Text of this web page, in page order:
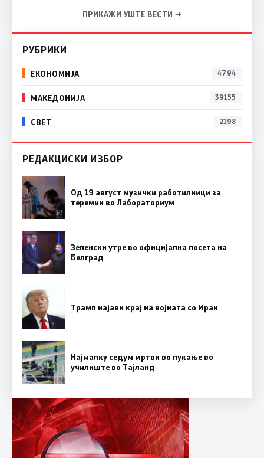
ПРИКАЖИ УШТЕ ВЕСТИ →
РУБРИКИ
ЕКОНОМИЈА 4794
МАКЕДОНИЈА 39155
СВЕТ 2198
РЕДАКЦИСКИ ИЗБОР
Од 19 август музички работилници за
теремин во Лабораториум
Зеленски утре во официјална посета на
Белград
Трамп најави крај на војната со Иран
Најмалку седум мртви во пукање во
училиште во Тајланд